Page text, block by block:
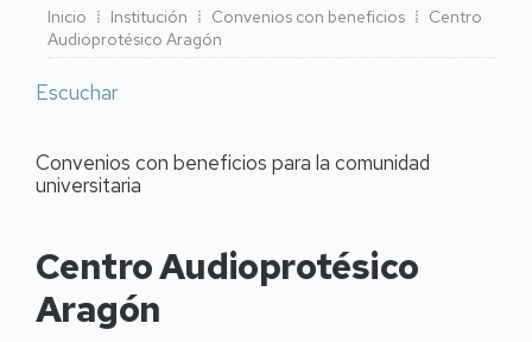
Ruta
de
navegación
Inicio Institución Convenios con beneficios
Centro
Audioprotésico Aragón
Escuchar
Convenios con beneficios para la comunidad
universitaria
Centro Audioprotésico
Aragón